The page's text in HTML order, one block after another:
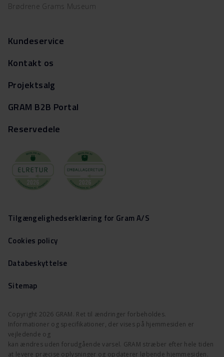
Brødrene Grams Museum
Kundeservice
Kontakt os
Projektsalg
GRAM B2B Portal
Reservedele
Copyright 2026 GRAM. Ret til ændringer forbeholdes.
Informationer og specifikationer, der vises på hjemmesiden er
vejledende og
kan ændres uden forudgående varsel. GRAM stræber efter hele tiden
at levere præcise oplysninger og opdaterer løbende hjemmesiden.
Tilgængelighedserklæring for Gram A/S
Cookies policy
Databeskyttelse
Sitemap